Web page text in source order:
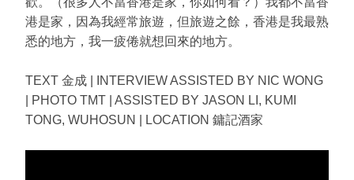
港是家，因為我經常旅遊，但旅遊之餘，香港是我最熟
悉的地方，我一疲倦就想回來的地方。
TEXT 金成 | INTERVIEW ASSISTED BY NIC WONG
| PHOTO TMT | ASSISTED BY JASON LI, KUMI
TONG, WUHOSUN | LOCATION 鏞記酒家